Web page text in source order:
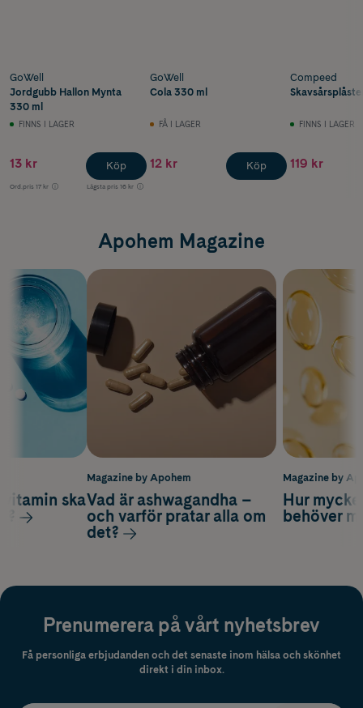
GoWell
Jordgubb Hallon Mynta
330 ml
FINNS I LAGER
13 kr
Ord.pris 17 kr Lägsta pris 16 kr
Köp
GoWell
Cola 330 ml
FÅ I LAGER
12 kr Köp
Compeed
FINNS I LAGER
119 kr
Apohem Magazine
Magazine by
Hur
behöver
ska
Magazine by Apohem
Vad är ashwagandha –
och varför pratar alla om
det?
Prenumerera på vårt nyhetsbrev
Få personliga erbjudanden och det senaste inom hälsa och skönhet
direkt i din inbox.